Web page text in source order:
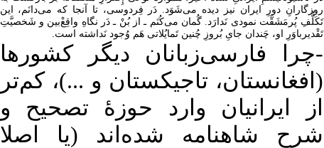
روزگارانِ دورِ ایران نیز دیده می‌شَوَد. دَر فِردوسی، تا آنجا که می‌دانَم، این
تَکَلُّفِ پُرمَشَقَّت نمودی نَدارَد. گُمان می‌کُنَم ـ از بُنْ ـ دَر نگاهِ واقِعْ‌بین و شَخصیَّتِ
تَقْدیرباوَرِ او، چَندان جایِ بُروزِ چُنین تَمایُلاتی هَم وُجود نَداشته است.
-چرا فارسی‌زبانان دیگر کشورها
(افغانستان، تاجیکستان و ...)، کم‌تر
از ایرانیان وارد حوزۀ تصحیح و
شرح شاهنامه شده‌اند (یا اصلا